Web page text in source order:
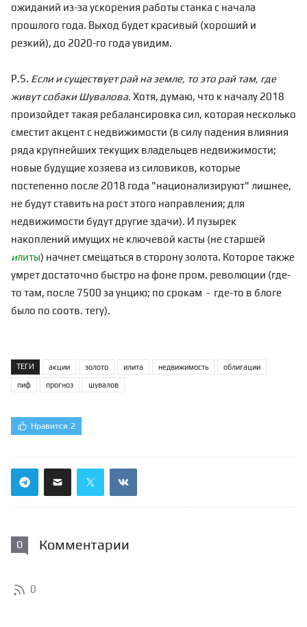
ожиданий из-за ускорения работы станка с начала
прошлого года. Выход будет красивый (хороший и
резкий), до 2020-го года увидим.
P.S. Если и существует рай на земле, то это рай там, где
живут собаки Шувалова. Хотя, думаю, что к началу 2018
произойдет такая ребалансировка сил, которая несколько
сместит акцент с недвижимости (в силу падения влияния
ряда крупнейших текущих владельцев недвижимости;
новые будущие хозяева из силовиков, которые
постепенно после 2018 года "национализируют" лишнее,
не будут ставить на рост этого направления; для
недвижимости будут другие здачи). И пузырек
накоплений имущих не ключевой касты (не старшей
илиты) начнет смещаться в сторону золота. Которое также
умрет достаточно быстро на фоне пром. революции (где-
то там, после 7500 за унцию; по срокам - где-то в блоге
было по соотв. тегу).
ТЕГИ акции золото илита недвижимость облигации
пиф прогноз шувалов
Нравится 2
0 Комментарии
0